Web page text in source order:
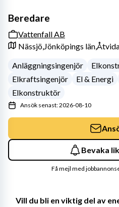
Vill du bli en viktig del av
Beredare
Vattenfall AB
Nässjö,Jönköpings län,
Anläggningsingenjör
Elkraftsingenjör
El & Energi
Elkonstruktör
Ansök senast: 2026-08-10
Bevaka
Få mejl med